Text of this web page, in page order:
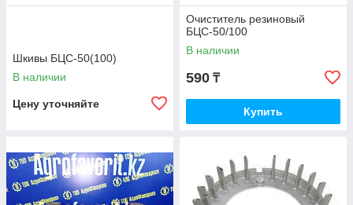
Шкивы БЦС-50(100)
В наличии
Цену уточняйте
Очиститель резиновый
БЦС-50/100
В наличии
590 ₸
Купить